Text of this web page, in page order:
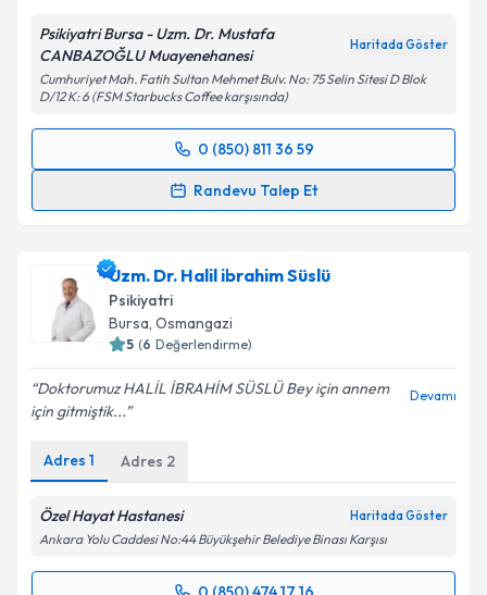
Metni 'ni okudum ve kişisel verilerimin belirtilen
kapsamda işlenmesini kabul ediyorum.
Takvim Talebini Gönder
Psikiyatri Bursa - Uzm. Dr. Mustafa
CANBAZOĞLU Muayenehanesi
Haritada Göster
Cumhuriyet Mah. Fatih Sultan Mehmet Bulv. No: 75 Selin Sitesi D Blok
D/12 K: 6 (FSM Starbucks Coffee karşısında)
0 (850) 811 36 59
Randevu Talep Et
Randevu Takvimi Talebi
için bir takvim hazırlandığında e-posta ile
bilgilendireceğiz.
E-posta Adresiniz
Metni 'ni okudum ve kişisel verilerimin belirtilen
Uzm. Dr. Halil ibrahim Süslü
Psikiyatri
Bursa, Osmangazi
5 (6 Değerlendirme)
Doktorumuz HALİL İBRAHİM SÜSLÜ Bey için annem
için gitmiştik...
Devamı
Adres 1 Adres 2
Özel Hayat Hastanesi Haritada Göster
Ankara Yolu Caddesi No:44 Büyükşehir Belediye Binası Karşısı